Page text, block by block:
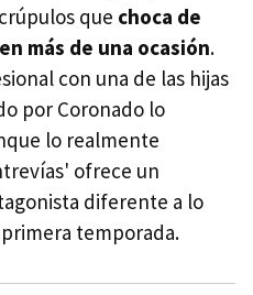
que choca de
más de una ocasión.
con una de las hijas
por Coronado lo
lo realmente
ofrece un
diferente a lo
temporada.